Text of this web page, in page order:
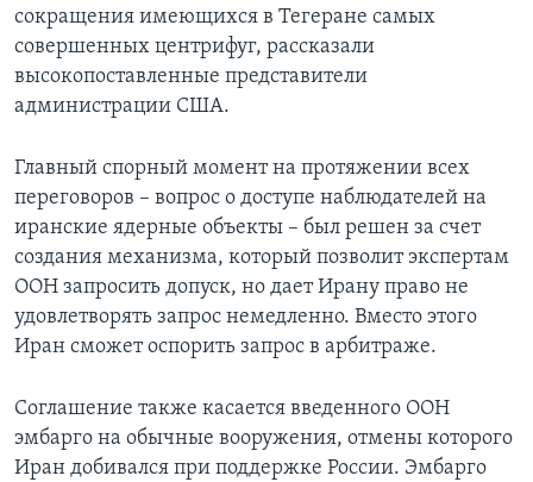
сокращения имеющихся в Тегеране самых
совершенных центрифуг, рассказали
высокопоставленные представители
администрации США.
Главный спорный момент на протяжении всех
переговоров – вопрос о доступе наблюдателей на
иранские ядерные объекты – был решен за счет
создания механизма, который позволит экспертам
ООН запросить допуск, но дает Ирану право не
удовлетворять запрос немедленно. Вместо этого
Иран сможет оспорить запрос в арбитраже.
Соглашение также касается введенного ООН
эмбарго на обычные вооружения, отмены которого
Иран добивался при поддержке России. Эмбарго